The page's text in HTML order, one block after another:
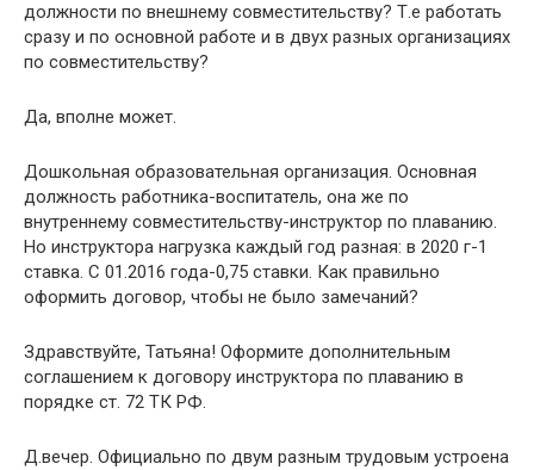
должности по внешнему совместительству? Т.е работать
сразу и по основной работе и в двух разных организациях
по совместительству?
Да, вполне может.
Дошкольная образовательная организация. Основная
должность работника-воспитатель, она же по
внутреннему совместительству-инструктор по плаванию.
Но инструктора нагрузка каждый год разная: в 2020 г-1
ставка. С 01.2016 года-0,75 ставки. Как правильно
оформить договор, чтобы не было замечаний?
Здравствуйте, Татьяна! Оформите дополнительным
соглашением к договору инструктора по плаванию в
порядке ст. 72 ТК РФ.
Д.вечер. Официально по двум разным трудовым устроена